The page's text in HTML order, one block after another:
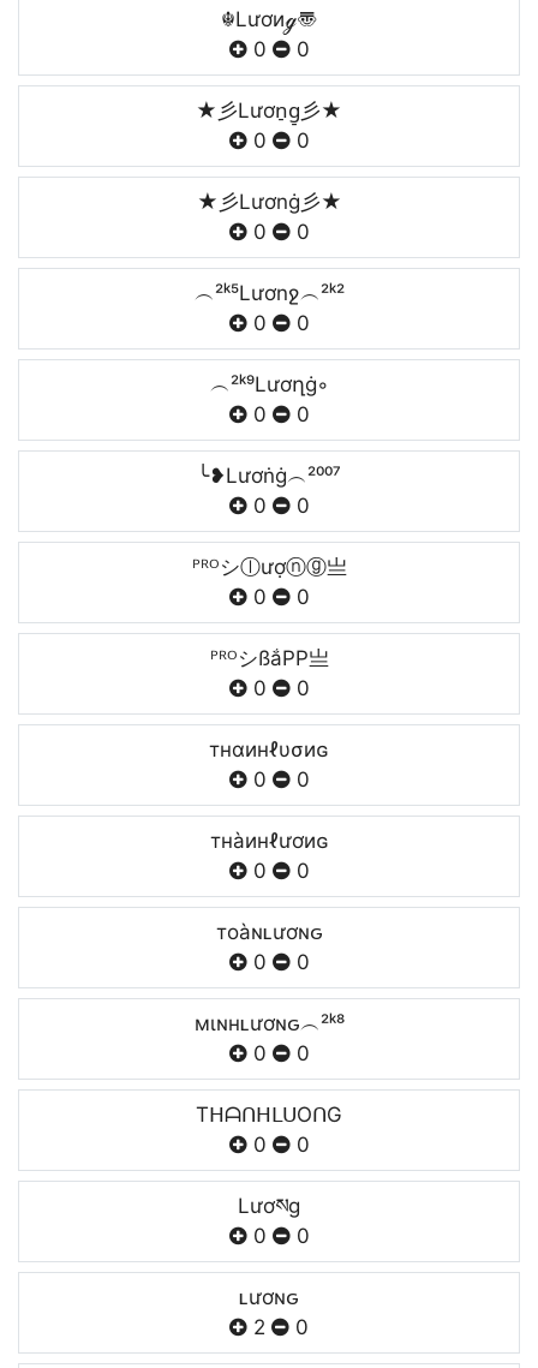
☬Lươиℊ〠
0
0
★彡Lươn̠g̠彡★
0
0
★彡Lươnġ彡★
0
0
︵²ᵏ⁵Lươnջ︵²ᵏ²
0
0
︵²ᵏ⁹Lươղġ◦
0
0
╰❥Lươṅġ︵²⁰⁰⁷
0
0
ᴾᴿᴼシⓛượⓝⓖ亗
0
0
ᴾᴿᴼシßắPP亗
0
0
тнαинℓυσиɢ
0
0
тнàинℓươиɢ
0
0
тoàɴʟươɴԍ
0
0
мιɴнʟươɴԍ︵²ᵏ⁸
0
0
TᕼᗩᑎᕼᒪᑌOᑎG
0
0
Lươསg
0
0
ʟươɴԍ
2
0